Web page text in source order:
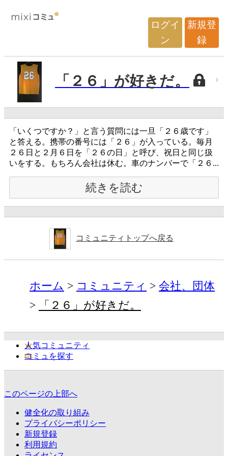
ログイ
ン
新規登
録
「２６」が好きだ。
「いくつですか？」と言う質問には一旦「２６歳です」
と答える。携帯の番号には「２６」が入っている。毎月
２６日と２月６日を「２６の日」と呼び、祝日と同じ扱
いをする。もちろん会社は休む。車のナンバーで「２６...
続きを読む
コミュニティトップへ戻る
ホーム コミュニティ
会社、団体
「２６」が好きだ。
人気コミュニティ
コミュを探す
このページの上部へ
健全化の取り組み
プライバシーポリシー
新規登録
利用規約